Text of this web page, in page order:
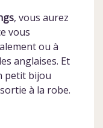
, vous aurez
vous
ou à
anglaises. Et
petit bijou
à la robe.